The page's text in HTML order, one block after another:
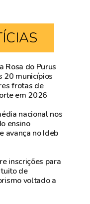
Rosa do Purus
20 municípios
frotas de
em 2026
nacional nos
ensino
avança no Ideb
inscrições para
de
voltado a